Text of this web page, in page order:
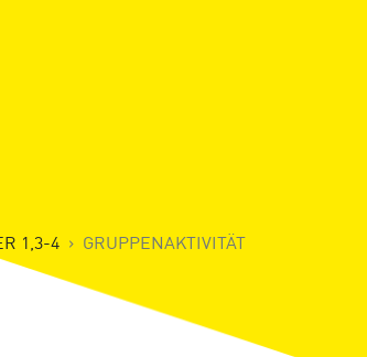
1,3-4 GRUPPENAKTIVITÄT